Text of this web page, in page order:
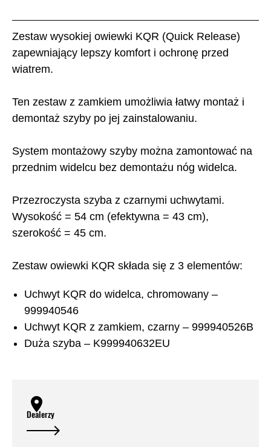
Zestaw wysokiej owiewki KQR (Quick Release)
zapewniający lepszy komfort i ochronę przed
wiatrem.
Ten zestaw z zamkiem umożliwia łatwy montaż i
demontaż szyby po jej zainstalowaniu.
System montażowy szyby można zamontować na
przednim widelcu bez demontażu nóg widelca.
Przezroczysta szyba z czarnymi uchwytami.
Wysokość = 54 cm (efektywna = 43 cm),
szerokość = 45 cm.
Zestaw owiewki KQR składa się z 3 elementów:
Uchwyt KQR do widelca, chromowany –
999940546
Uchwyt KQR z zamkiem, czarny – 999940526B
Duża szyba – K999940632EU
Dealerzy